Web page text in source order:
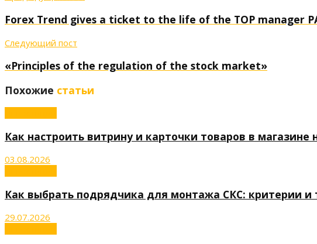
Forex Trend gives a ticket to the life of the TOP manager
Следующий пост
«Principles of the regulation of the stock market»
Похожие статьи
Как настроить витрину и карточки товаров в магазине
03.08.2026
Как выбрать подрядчика для монтажа СКС: критерии
29.07.2026